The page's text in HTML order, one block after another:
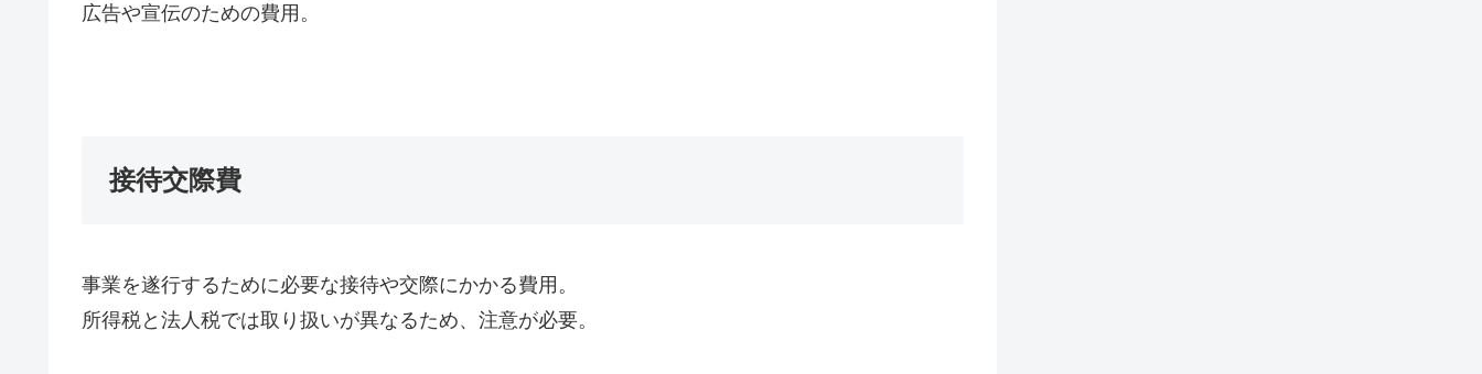
広告や宣伝のための費用。
接待交際費
事業を遂行するために必要な接待や交際にかかる費用。
所得税と法人税では取り扱いが異なるため、注意が必要。